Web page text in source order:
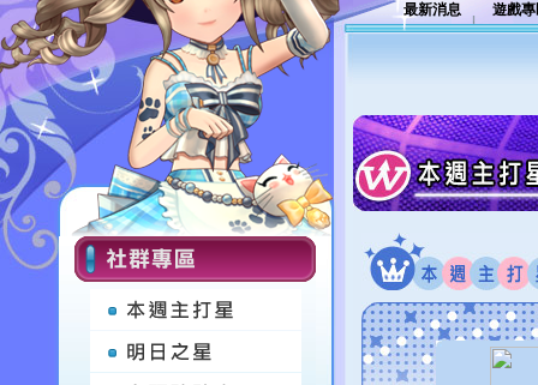
最新消息 遊戲